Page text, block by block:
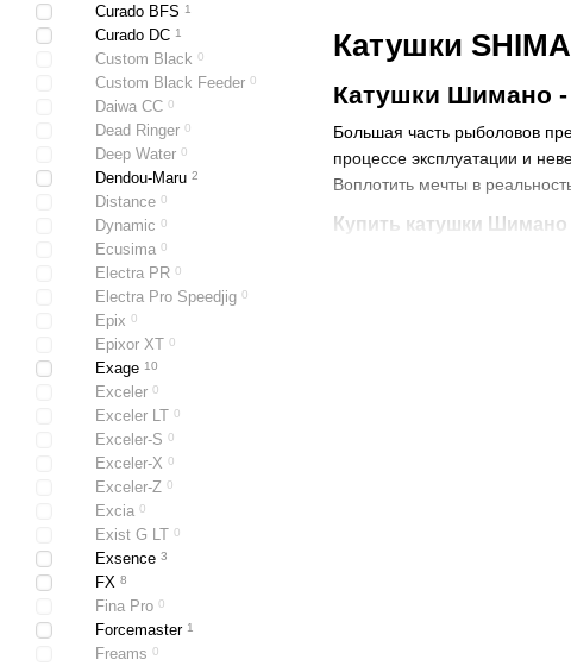
Катушки
Катушки Шимано
Большая часть рыболовов
процессе эксплуатации и
Воплотить мечты в
Купить катушки
Curado BFS 1
Curado DC 1
Custom Black 0
Custom Black Feeder 0
Daiwa CC 0
Dead Ringer 0
Deep Water 0
Dendou-Maru 2
Distance 0
Dynamic 0
Ecusima 0
Electra PR 0
Electra Pro Speedjig 0
Epix 0
Epixor XT 0
Exage 10
Exceler 0
Exceler LT 0
Exceler-S 0
Exceler-X 0
Exceler-Z 0
Excia 0
Exist G LT 0
Exsence 3
FX 8
Fina Pro 0
Forcemaster 1
Freams 0